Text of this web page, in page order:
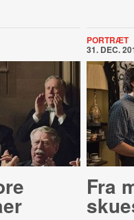
PORTRÆT
31. DEC.
Fra